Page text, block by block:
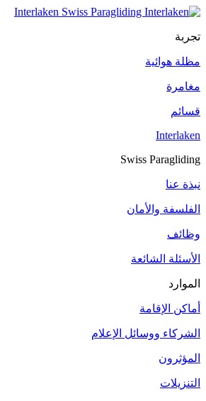
تجربة
مظلة هوائية
مغامرة
قسائم
Interlaken
Swiss Paragliding
نبذة عنا
الفلسفة والأمان
وظائف
الأسئلة الشائعة
الموارد
أماكن الإقامة
الشركاء ووسائل الإعلام
المؤثرون
التنزيلات